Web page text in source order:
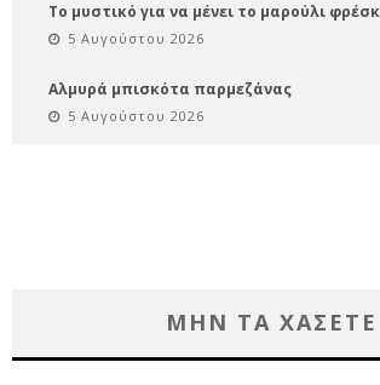
Το μυστικό για να μένει το μαρούλι
5 Αυγούστου 2026
Αλμυρά μπισκότα παρμεζάνας
5 Αυγούστου 2026
ΜΗΝ ΤΑ ΧΑΣΕΤΕ